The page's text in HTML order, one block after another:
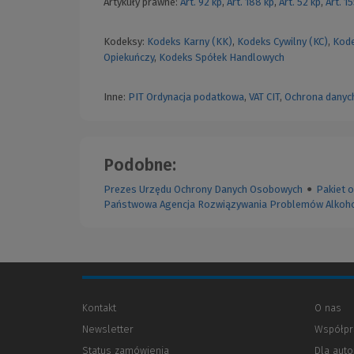
Kodeksy: Kodeks Karny (KK), Kodeks Cywilny (KC),
Opiekuńczy, Kodeks Spółek Handlowych
Inne: PIT Ordynacja podatkowa, VAT CIT, Ochrona
Podobne:
Prezes Urzędu Ochrony Danych Osobowych ● Pakiet
Państwowa Agencja Rozwiązywania Problemów
Kontakt
Newsletter
Status zamówienia
O nas
Dla